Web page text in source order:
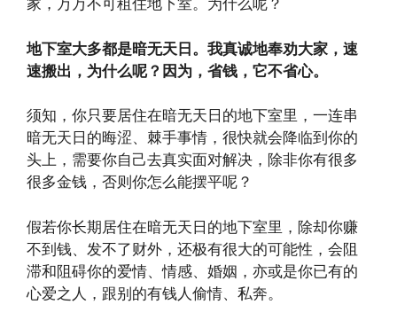
家，万万不可租住地下室。为什么呢？
地下室大多都是暗无天日。我真诚地奉劝大家，速
速搬出，为什么呢？因为，省钱，它不省心。
须知，你只要居住在暗无天日的地下室里，一连串
暗无天日的晦涩、棘手事情，很快就会降临到你的
头上，需要你自己去真实面对解决，除非你有很多
很多金钱，否则你怎么能摆平呢？
假若你长期居住在暗无天日的地下室里，除却你赚
不到钱、发不了财外，还极有很大的可能性，会阻
滞和阻碍你的爱情、情感、婚姻，亦或是你已有的
心爱之人，跟别的有钱人偷情、私奔。